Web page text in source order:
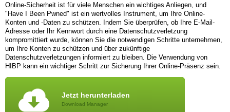
Online-Sicherheit ist für viele Menschen ein wichtiges Anliegen, und
"Have I Been Pwned" ist ein wertvolles Instrument, um Ihre Online-
Konten und -Daten zu schützen. Indem Sie überprüfen, ob Ihre E-Mail-
Adresse oder Ihr Kennwort durch eine Datenschutzverletzung
kompromittiert wurde, können Sie die notwendigen Schritte unternehmen,
um Ihre Konten zu schützen und über zukünftige
Datenschutzverletzungen informiert zu bleiben. Die Verwendung von
HIBP kann ein wichtiger Schritt zur Sicherung Ihrer Online-Präsenz sein.
Jetzt herunterladen
Download Manager